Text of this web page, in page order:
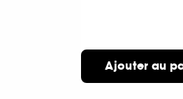
Ajouter au